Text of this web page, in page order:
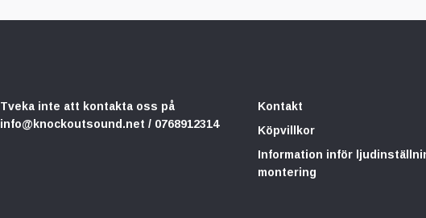
Tveka inte att kontakta oss på
info@knockoutsound.net / 0768912314
Kontakt
Köpvillkor
Information inför
montering